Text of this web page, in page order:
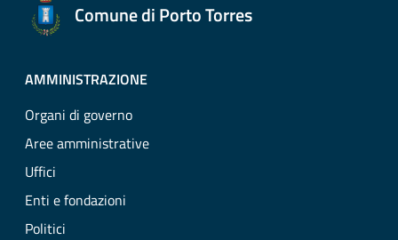
Comune di Porto Torres
AMMINISTRAZIONE
Organi di governo
Aree amministrative
Uffici
Enti e fondazioni
Politici